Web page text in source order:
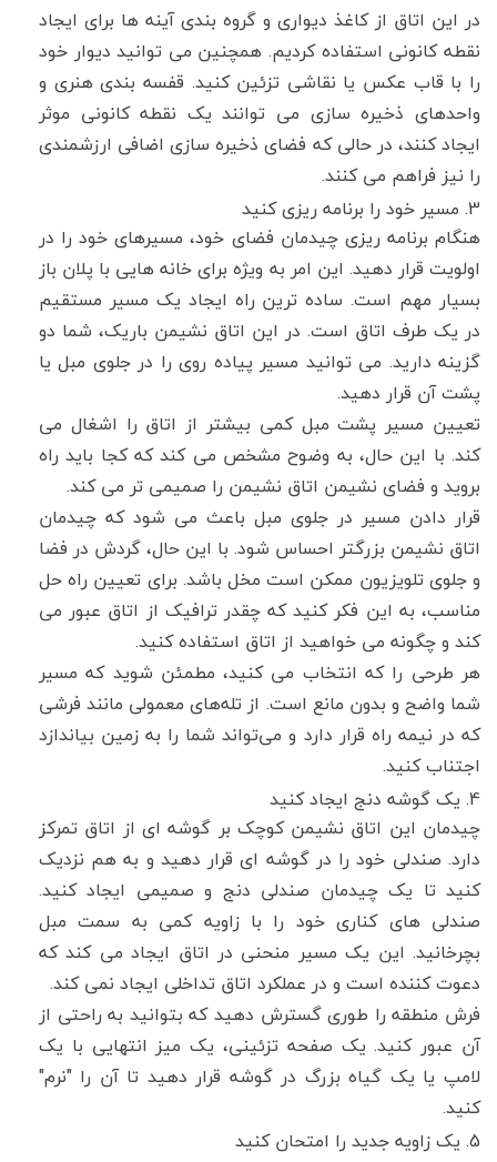
در این اتاق از کاغذ دیواری و گروه بندی آینه ها برای ایجاد
نقطه کانونی استفاده کردیم. همچنین می توانید دیوار خود
را با قاب عکس یا نقاشی تزئین کنید. قفسه بندی هنری و
واحدهای ذخیره سازی می توانند یک نقطه کانونی موثر
ایجاد کنند، در حالی که فضای ذخیره سازی اضافی ارزشمندی
را نیز فراهم می کنند.
3. مسیر خود را برنامه ریزی کنید
هنگام برنامه ریزی چیدمان فضای خود، مسیرهای خود را در
اولویت قرار دهید. این امر به ویژه برای خانه هایی با پلان باز
بسیار مهم است. ساده ترین راه ایجاد یک مسیر مستقیم
در یک طرف اتاق است. در این اتاق نشیمن باریک، شما دو
گزینه دارید. می توانید مسیر پیاده روی را در جلوی مبل یا
پشت آن قرار دهید.
تعیین مسیر پشت مبل کمی بیشتر از اتاق را اشغال می
کند. با این حال، به وضوح مشخص می کند که کجا باید راه
بروید و فضای نشیمن اتاق نشیمن را صمیمی تر می کند.
قرار دادن مسیر در جلوی مبل باعث می شود که چیدمان
اتاق نشیمن بزرگتر احساس شود. با این حال، گردش در فضا
و جلوی تلویزیون ممکن است مخل باشد. برای تعیین راه حل
مناسب، به این فکر کنید که چقدر ترافیک از اتاق عبور می
کند و چگونه می خواهید از اتاق استفاده کنید.
هر طرحی را که انتخاب می کنید، مطمئن شوید که مسیر
شما واضح و بدون مانع است. از تله‌های معمولی مانند فرشی
که در نیمه راه قرار دارد و می‌تواند شما را به زمین بیاندازد
اجتناب کنید.
4. یک گوشه دنج ایجاد کنید
چیدمان این اتاق نشیمن کوچک بر گوشه ای از اتاق تمرکز
دارد. صندلی خود را در گوشه ای قرار دهید و به هم نزدیک
کنید تا یک چیدمان صندلی دنج و صمیمی ایجاد کنید.
صندلی های کناری خود را با زاویه کمی به سمت مبل
بچرخانید. این یک مسیر منحنی در اتاق ایجاد می کند که
دعوت کننده است و در عملکرد اتاق تداخلی ایجاد نمی کند.
فرش منطقه را طوری گسترش دهید که بتوانید به راحتی از
آن عبور کنید. یک صفحه تزئینی، یک میز انتهایی با یک
لامپ یا یک گیاه بزرگ در گوشه قرار دهید تا آن را "نرم"
کنید.
5. یک زاویه جدید را امتحان کنید